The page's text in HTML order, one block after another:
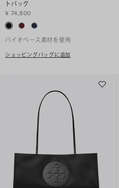
トバッグ
¥ 74,800
バイオベース素材を使用
ショッピングバッグに追加